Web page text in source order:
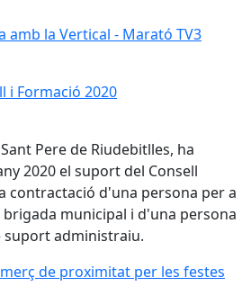
amb la Vertical - Marató TV3
amb la Vertical - Marató TV3
i Formació 2020
i Formació 2020
Pere de Riudebitlles, ha
2020 el suport del Consell
contractació d'una persona per a
brigada municipal i d'una persona
suport administraiu.
de proximitat per les festes de
de proximitat per les festes